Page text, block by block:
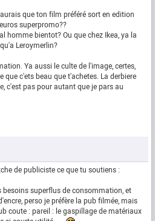
que ton film préféré sort en edition
superpromo??
homme bientot? Ou que chez Ikea, ya la
Leroymerlin?
Ya aussi le culte de l'image, certes,
que c'ets beau que t'achetes. La derbiere
c'est pas pour autant que je pars au
de publiciste ce que tu soutiens :
superflus de consommation, et
perso je préfère la pub filmée, mais
coute : pareil : le gaspillage de matériaux